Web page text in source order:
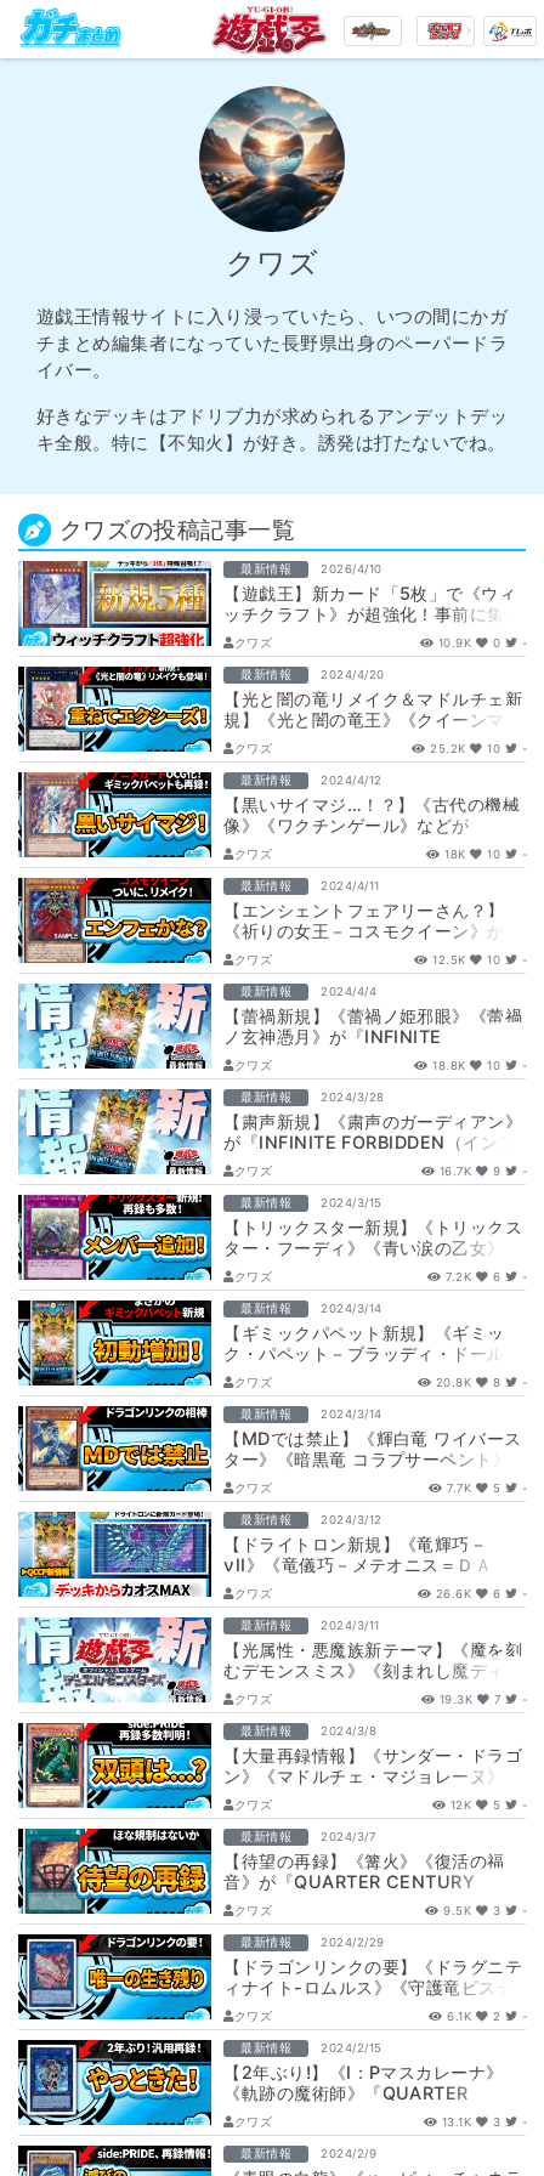
クワズ
遊戯王情報サイトに入り浸っていたら、いつの間にかガ
チまとめ編集者になっていた長野県出身のペーパードラ
イバー。
好きなデッキはアドリブ力が求められるアンデットデッ
キ全般。特に【不知火】が好き。誘発は打たないでね。
クワズの投稿記事一覧
最新情報 2026/4/10
【遊戯王】新カード「5枚」で《ウィ
ッチクラフト》が超強化！事前に集め
たいカードも解説！
クワズ 10.9K 0 -
最新情報 2024/4/20
【光と闇の竜リメイク＆マドルチェ新
規】《光と闇の竜王》《クイーンマド
ルチェ・ティアラフレース》が
『INFINI…
クワズ 25.2K 10 -
最新情報 2024/4/12
【黒いサイマジ…！？】《古代の機械
像》《ワクチンゲール》などが
『ANIMATION CHRONIC…
クワズ 18K 10 -
最新情報 2024/4/11
【エンシェントフェアリーさん？】
《祈りの女王－コスモクイーン》が
『INFINITE FORBIDDEN（インフ…
クワズ 12.5K 10 -
最新情報 2024/4/4
【蕾禍新規】《蕾禍ノ姫邪眼》《蕾禍
ノ玄神憑月》が『INFINITE
FORBIDDEN（インフィニット・フォ
ビ…
クワズ 18.8K 10 -
最新情報 2024/3/28
【粛声新規】《粛声のガーディアン》
が『INFINITE FORBIDDEN（インフ
ィニット・フォビドゥン）』に…
クワズ 16.7K 9 -
最新情報 2024/3/15
【トリックスター新規】《トリックス
ター・フーディ》《青い涙の乙女》
等が『デュエリストパック －輝光の
デュエリ…
クワズ 7.2K 6 -
最新情報 2024/3/14
【ギミックパペット新規】《ギミッ
ク・パペット－ブラッディ・ドール》
《地獄人形の館》 等が『INFINITE
F…
クワズ 20.8K 8 -
最新情報 2024/3/14
【MDでは禁止】《輝白竜 ワイバース
ター》《暗黒竜 コラプサーペント》
が『QUARTER CENTURY CH…
クワズ 7.7K 5 -
最新情報 2024/3/12
【ドライトロン新規】《竜輝巧－
νII》《竜儀巧－メテオニス＝ＤＡ
Ｄ》 等が『INFINITE FORBIDDE…
クワズ 26.6K 6 -
最新情報 2024/3/11
【光属性・悪魔族新テーマ】《魔を刻
むデモンスミス》《刻まれし魔ディエ
スイレ》等が『INFINITE FORBI…
クワズ 19.3K 7 -
最新情報 2024/3/8
【大量再録情報】《サンダー・ドラゴ
ン》《マドルチェ・マジョレーヌ》
《魔弾の射手 マックス》《流星輝巧
群》等が『…
クワズ 12K 5 -
最新情報 2024/3/7
【待望の再録】《篝火》《復活の福
音》が『QUARTER CENTURY
CHRONICLE（クォーター・センチ…
クワズ 9.5K 3 -
最新情報 2024/2/29
【ドラゴンリンクの要】《ドラグニテ
ィナイト-ロムルス》《守護竜ピステ
ィ》が『QUARTER CENTURY C…
クワズ 6.1K 2 -
最新情報 2024/2/15
【2年ぶり!】《I：Pマスカレーナ》
《軌跡の魔術師》『QUARTER
CENTURY CHRONICLE（クォ…
クワズ 13.1K 3 -
最新情報 2024/2/9